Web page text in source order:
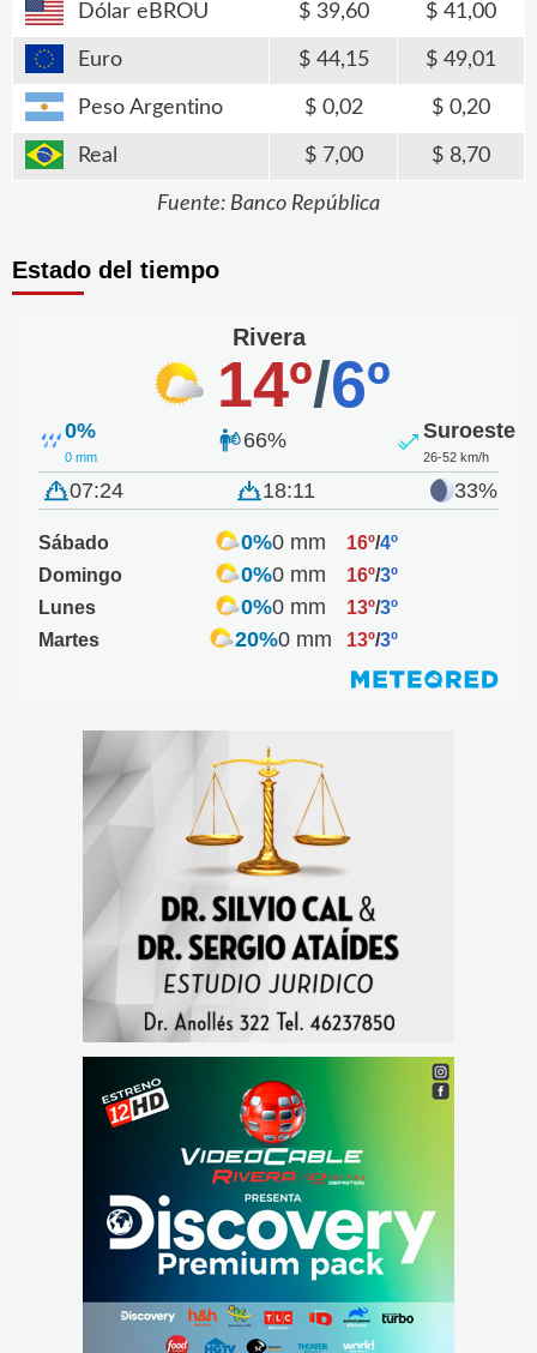
Dólar eBROU 39,60 41,00
Euro 44,15 49,01
Peso Argentino 0,02 0,20
Real 7,00 8,70
Fuente: Banco República
Estado del tiempo
Rivera
14º/6º
0%
0 mm
66% Suroeste
26-52 km/h
07:24 18:11 33%
Sábado 0%0 mm 16º/4º
Domingo
0%0 mm 16º/3º
Lunes
0%0 mm 13º/3º
Martes
20%0 mm 13º/3º